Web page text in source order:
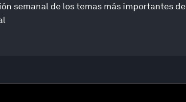
semanal de los temas más importantes de